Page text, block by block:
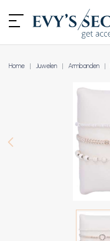
Home Juwelen Armbanden